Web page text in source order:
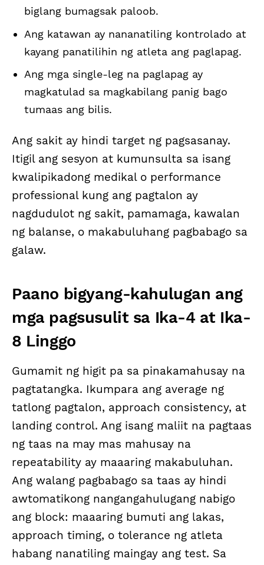
biglang bumagsak paloob.
Ang katawan ay nananatiling kontrolado at
kayang panatilihin ng atleta ang paglapag.
Ang mga single-leg na paglapag ay
magkatulad sa magkabilang panig bago
tumaas ang bilis.
Ang sakit ay hindi target ng pagsasanay.
Itigil ang sesyon at kumunsulta sa isang
kwalipikadong medikal o performance
professional kung ang pagtalon ay
nagdudulot ng sakit, pamamaga, kawalan
ng balanse, o makabuluhang pagbabago sa
galaw.
Paano bigyang-kahulugan ang
mga pagsusulit sa Ika-4 at Ika-
8 Linggo
Gumamit ng higit pa sa pinakamahusay na
pagtatangka. Ikumpara ang average ng
tatlong pagtalon, approach consistency, at
landing control. Ang isang maliit na pagtaas
ng taas na may mas mahusay na
repeatability ay maaaring makabuluhan.
Ang walang pagbabago sa taas ay hindi
awtomatikong nangangahulugang nabigo
ang block: maaaring bumuti ang lakas,
approach timing, o tolerance ng atleta
habang nanatiling maingay ang test. Sa